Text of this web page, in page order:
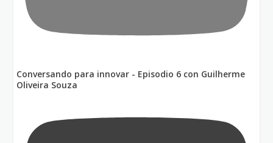
Conversando para innovar - Episodio 6 con Guilherme
Oliveira Souza